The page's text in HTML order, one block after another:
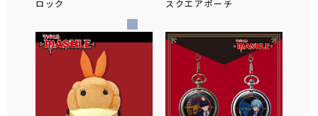
ロック
スクエアポーチ